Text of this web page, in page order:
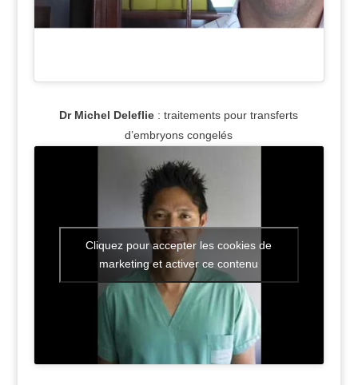
Dr Michel Deleflie : traitements pour transferts
d’embryons congelés
Cliquez pour accepter les cookies de
marketing et activer ce contenu